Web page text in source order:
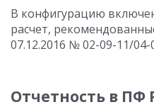
В конфигурацию
расчет,
07.12.2016 № 02-09-11/04-
Отчетность в ПФ